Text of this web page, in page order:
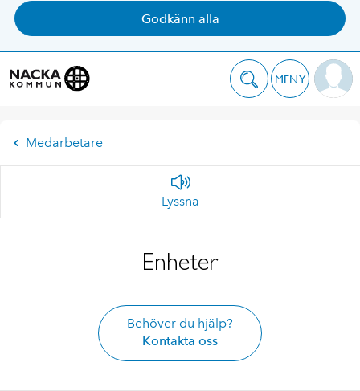
Godkänn alla
MENY
Medarbetare
Lyssna
Enheter
Behöver du hjälp?
Kontakta oss